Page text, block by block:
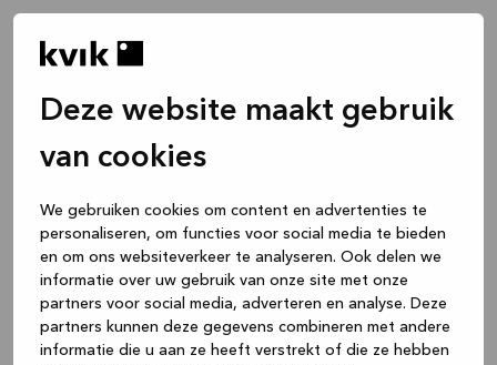
Deze website maakt gebruik
van cookies
We gebruiken cookies om content en advertenties te
personaliseren, om functies voor social media te bieden
en om ons websiteverkeer te analyseren. Ook delen we
informatie over uw gebruik van onze site met onze
partners voor social media, adverteren en analyse. Deze
partners kunnen deze gegevens combineren met andere
informatie die u aan ze heeft verstrekt of die ze hebben